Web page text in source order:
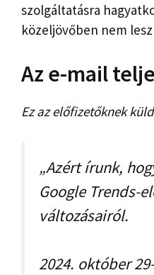
szolgáltatásra
közeljövőben nem
Az e-mail
Ez az előfizetőknek
„Azért írunk,
Google Trends-
változásairól.
2024. október